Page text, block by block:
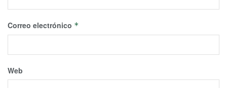
Correo electrónico *
Web